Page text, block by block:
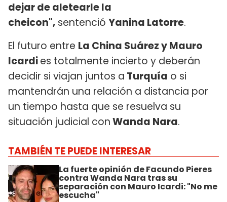
dejar de aletearle la
cheicon", sentenció Yanina Latorre.
El futuro entre La China Suárez y Mauro
Icardies totalmente incierto y deberán
decidir si viajan juntos a Turquía o si
mantendrán una relación a distancia por
un tiempo hasta que se resuelva su
situación judicial conWanda Nara.
TAMBIÉN TE PUEDE INTERESAR
La fuerte opinión de Facundo Pieres
contra Wanda Nara tras su
separación con Mauro Icardi: "No me
escucha"